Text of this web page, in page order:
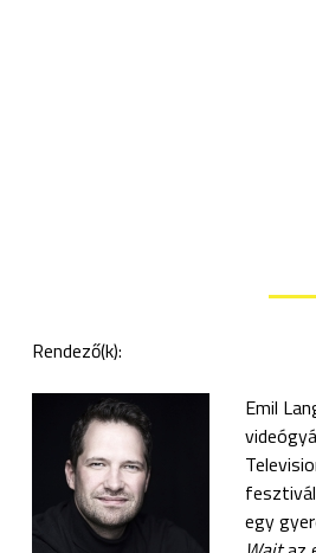
Rendező(k):
Emil
egy